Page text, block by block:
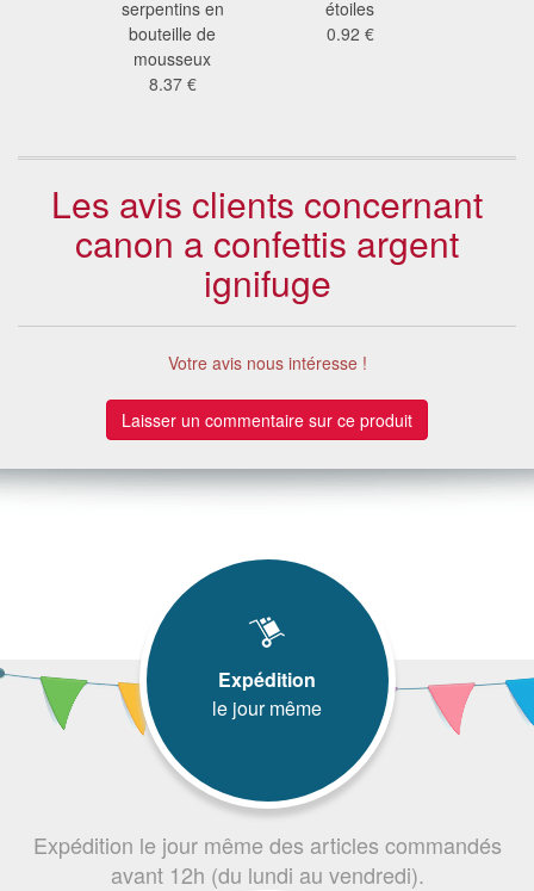
serpentins en
bouteille de
mousseux
8.37 €
étoiles
0.92 €
Les avis clients concernant
canon a confettis argent
ignifuge
Votre avis nous intéresse !
Laisser un commentaire sur ce produit
Expédition
le jour même
Expédition le jour même des articles commandés
avant 12h (du lundi au vendredi).